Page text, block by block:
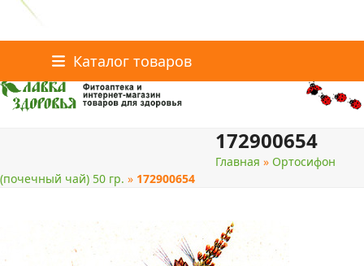
content
Каталог товаров
Доставка и оплата
Скидки
172900654
Главная » Ортосифон
(почечный чай) 50 гр. » 172900654